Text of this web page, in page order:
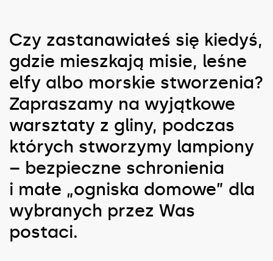
Czy zastanawiałeś się kiedyś,
gdzie mieszkają misie, leśne
elfy albo morskie stworzenia?
Zapraszamy na wyjątkowe
warsztaty z gliny, podczas
których stworzymy lampiony
– bezpieczne schronienia
i małe „ogniska domowe” dla
wybranych przez Was
postaci.